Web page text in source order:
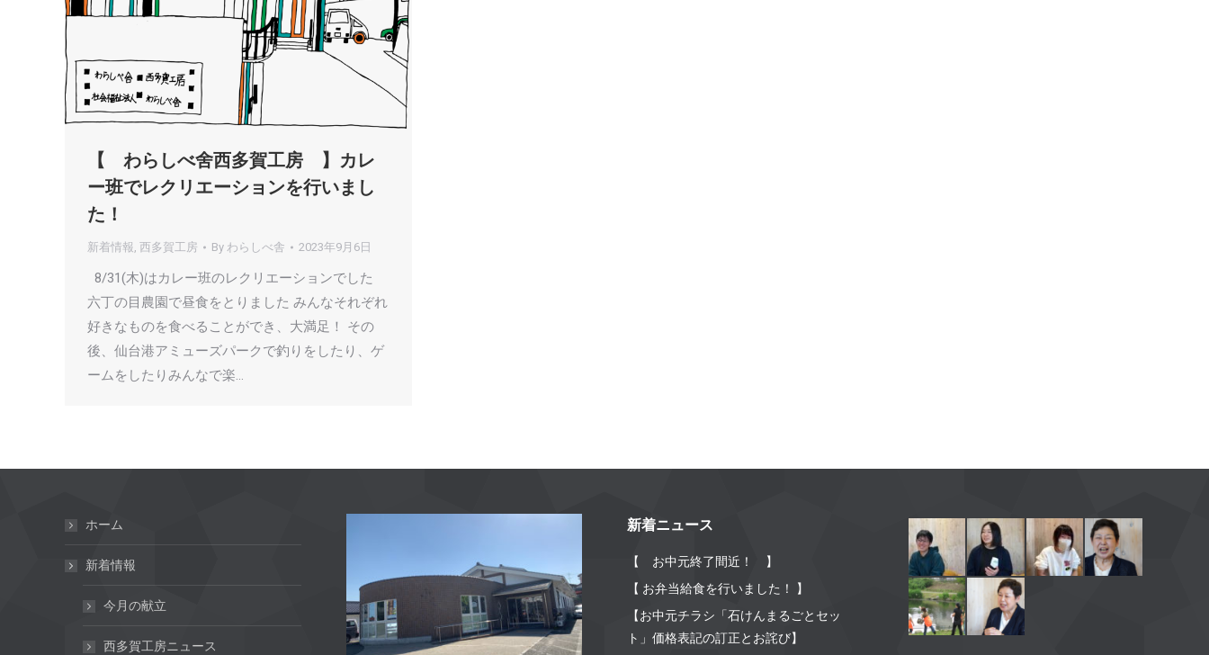
【 わらしべ舍西多賀工房 】カレ
ー班でレクリエーションを行いまし
た！
新着情報, 西多賀工房 By わらしべ舎 2023年9月6日
8/31(木)はカレー班のレクリエーションでした
六丁の目農園で昼食をとりました みんなそれぞれ
好きなものを食べることができ、大満足！ その
後、仙台港アミューズパークで釣りをしたり、ゲ
ームをしたりみんなで楽…
ホーム
新着情報
今月の献立
西多賀工房ニュース
新着ニュース
【 お中元終了間近！ 】
【 お弁当給食を行いました！ 】
【お中元チラシ「石けんまるごとセッ
ト」価格表記の訂正とお詫び】